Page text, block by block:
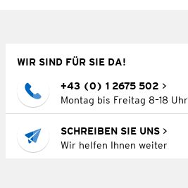
WIR SIND FÜR SIE DA!
+43 (0) 1 2675 502
Montag bis Freitag 8–18 Uhr
SCHREIBEN SIE UNS
Wir helfen Ihnen weiter